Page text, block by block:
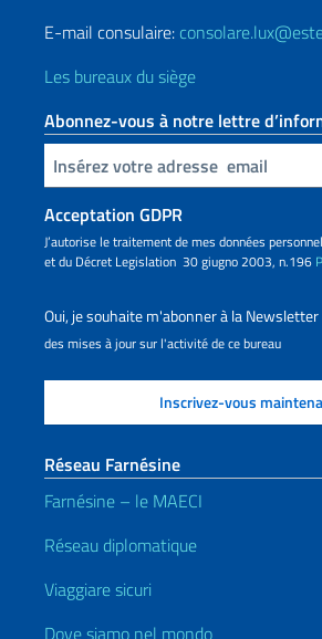
E-mail consulaire:
Les bureaux du siège
Abonnez-vous à notre lettre
Insert your email
Acceptation GDPR
J’autorise le traitement de mes données
et du Décret Legislation 30 giugno 2003, n.196
Oui, je souhaite m'abonner à la
des mises à jour sur l'activité de ce bureau
Réseau Farnésine
Farnésine – le MAECI
Réseau diplomatique
Viaggiare sicuri
Dove siamo nel mondo